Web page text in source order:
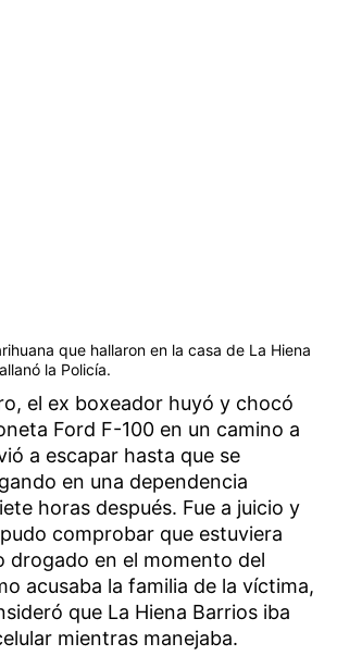
que hallaron en la casa de La Hiena
la Policía.
el ex boxeador huyó y chocó
Ford F-100 en un camino a
a escapar hasta que se
en una dependencia
horas después. Fue a juicio y
comprobar que estuviera
drogado en el momento del
acusaba la familia de la víctima,
que La Hiena Barrios iba
mientras manejaba.